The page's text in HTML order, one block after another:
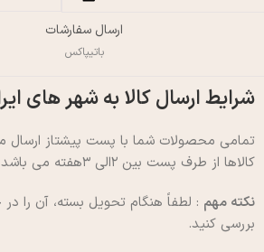
ارسال سفارشات
باتیپاکس
شرایط ارسال کالا به شهر های
تمامی محصولات شما با پست پیشتاز ارسال
کالاها از طرف پست بین ۲الی ۳هفته می باشد
نکته مهم : لطفاً هنگام تحویل بسته، آن را
بررسی کنید.